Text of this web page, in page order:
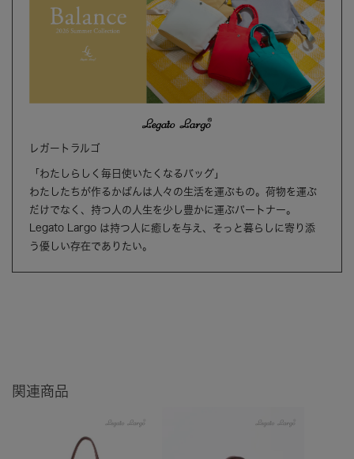
レガートラルゴ
「わたしらしく毎日使いたくなるバッグ」
わたしたちが作るかばんは人々の生活を運ぶもの。荷物を運ぶ
だけでなく、持つ人の人生を少し豊かに運ぶパートナー。
Legato Largo は持つ人に癒しを与え、そっと暮らしに寄り添
う優しい存在でありたい。
関連商品